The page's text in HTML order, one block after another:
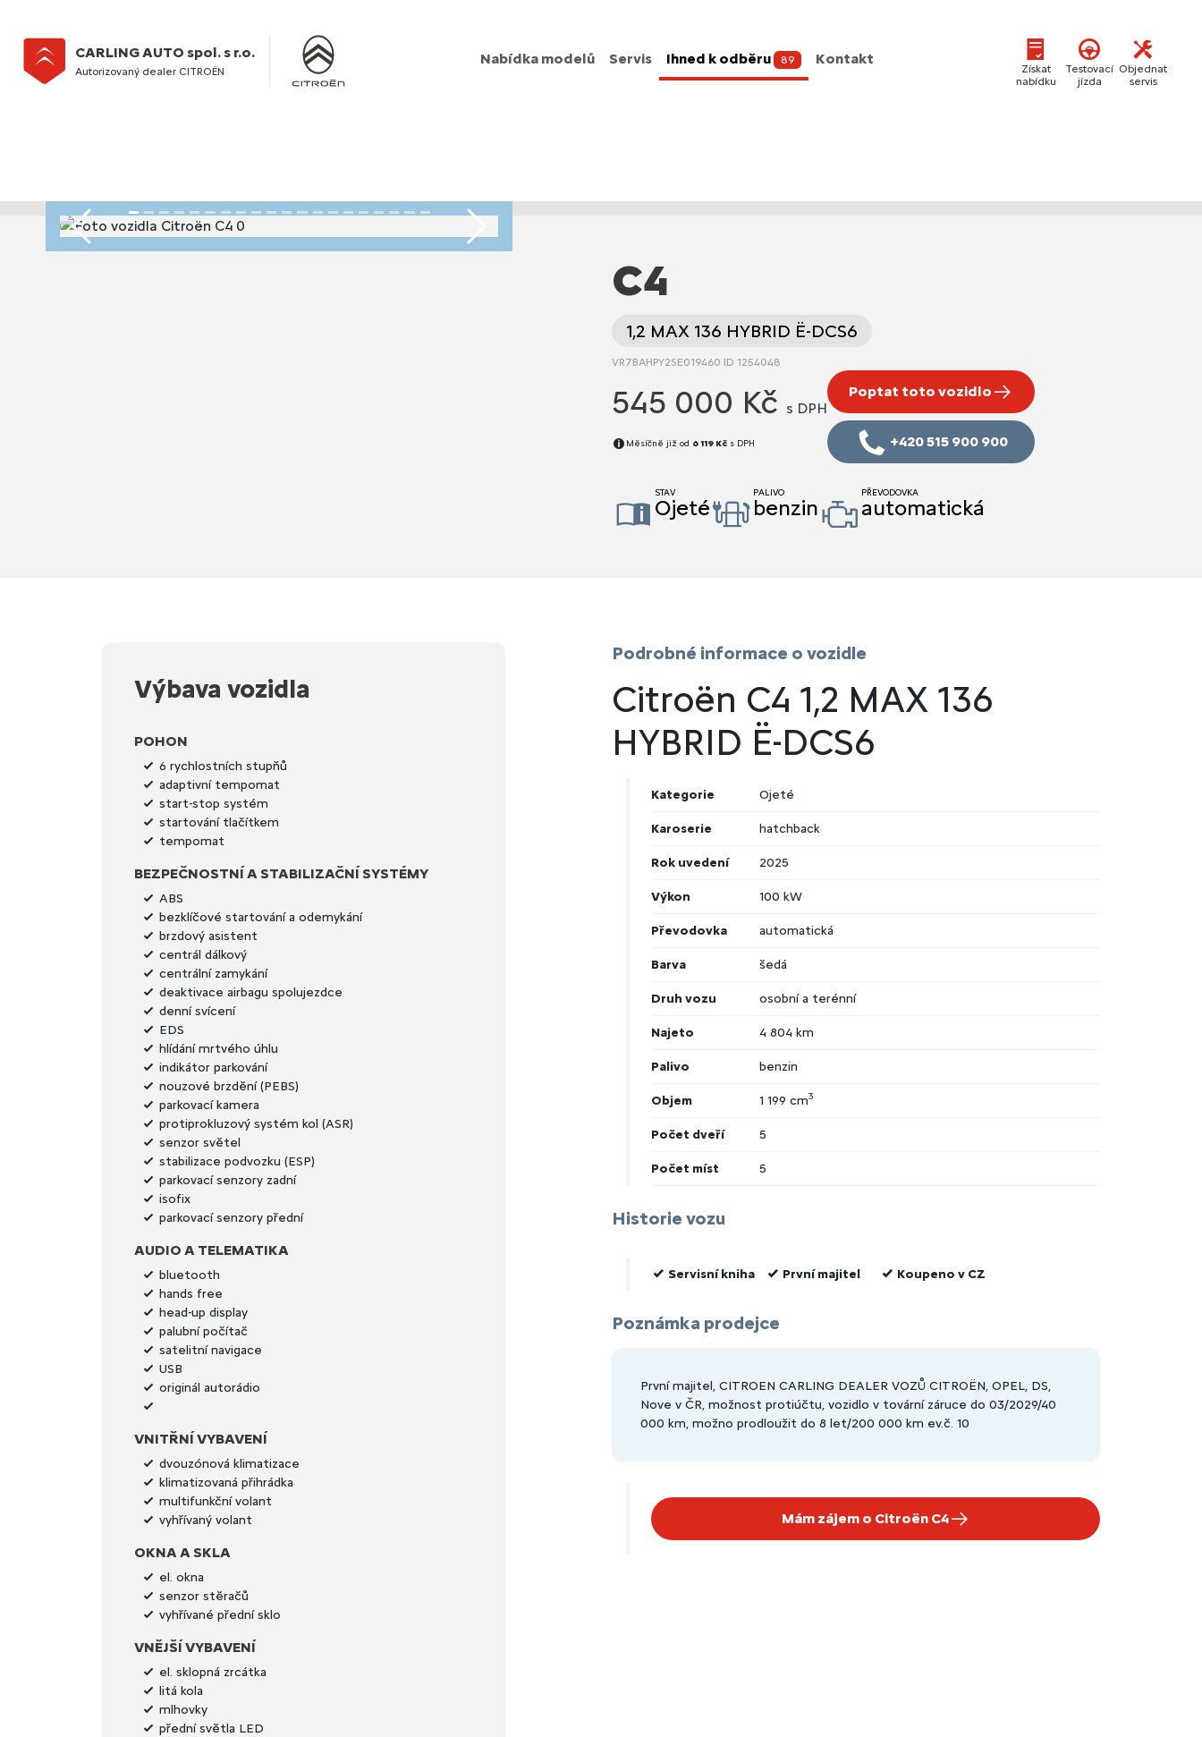
CARLING AUTO spol. s r.o.
Autorizovaný dealer CITROËN
Nabídka modelů Servis Ihned k odběru 89 Kontakt
Získat
nabídku
Testovací
jízda
Objednat
servis
Předchozí Následující
C4
1,2 MAX 136 HYBRID Ë-DCS6
VR7BAHPY2SE019460 ID 1254048
545 000 Kč s DPH
Měsíčně již od 6 119 Kč s DPH
Poptat toto vozidlo
+420 515 900 900
STAV
Ojeté
PALIVO
benzin
PŘEVODOVKA
automatická
Výbava vozidla
POHON
6 rychlostních stupňů
adaptivní tempomat
start-stop systém
startování tlačítkem
tempomat
BEZPEČNOSTNÍ A STABILIZAČNÍ SYSTÉMY
ABS
bezklíčové startování a odemykání
brzdový asistent
centrál dálkový
centrální zamykání
deaktivace airbagu spolujezdce
denní svícení
EDS
hlídání mrtvého úhlu
indikátor parkování
nouzové brzdění (PEBS)
parkovací kamera
protiprokluzový systém kol (ASR)
senzor světel
stabilizace podvozku (ESP)
parkovací senzory zadní
isofix
parkovací senzory přední
AUDIO A TELEMATIKA
bluetooth
hands free
head-up display
palubní počítač
satelitní navigace
USB
originál autorádio
VNITŘNÍ VYBAVENÍ
dvouzónová klimatizace
klimatizovaná přihrádka
multifunkční volant
vyhřívaný volant
OKNA A SKLA
el. okna
senzor stěračů
vyhřívané přední sklo
VNĚJŠÍ VYBAVENÍ
el. sklopná zrcátka
litá kola
mlhovky
přední světla LED
Podrobné informace o vozidle
Citroën C4 1,2 MAX 136
HYBRID Ë-DCS6
Kategorie Ojeté
Karoserie hatchback
Rok uvedení 2025
Výkon 100 kW
Převodovka automatická
Barva šedá
Druh vozu osobní a terénní
Najeto 4 804 km
Palivo benzin
Objem 1 199 cm3
Počet dveří 5
Počet míst 5
Historie vozu
Servisní kniha První majitel Koupeno v CZ
Poznámka prodejce
První majitel, CITROEN CARLING DEALER VOZŮ CITROËN, OPEL, DS,
Nove v ČR, možnost protiúčtu, vozidlo v tovární záruce do 03/2029/40
000 km, možno prodloužit do 8 let/200 000 km ev.č. 10
Mám zájem o Citroën C4